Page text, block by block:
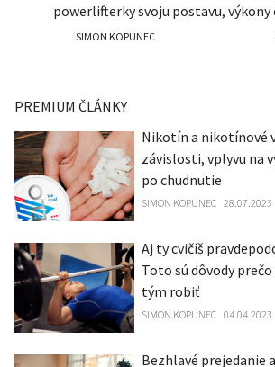
powerlifterky svoju postavu, výkony
SIMON KOPUNEC
PREMIUM ČLÁNKY
Nikotín a nikotínové
závislosti, vplyvu na
po chudnutie
SIMON KOPUNEC 28.07.2023
Aj ty cvičíš
Toto sú dôvody
tým robiť
SIMON KOPUNEC 04.04.2023
Bezhlavé prejedanie